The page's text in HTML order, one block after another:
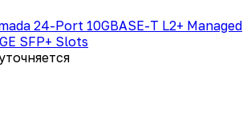
24-Port 10GBASE-T L2+ Managed
SFP+ Slots